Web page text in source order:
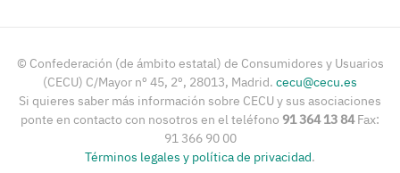
© Confederación (de ámbito estatal) de Consumidores y Usuarios
(CECU) C/Mayor nº 45, 2º, 28013, Madrid. cecu@cecu.es
Si quieres saber más información sobre CECU y sus asociaciones
ponte en contacto con nosotros en el teléfono 91 364 13 84Fax:
91 366 90 00
Términos legales y política de privacidad.